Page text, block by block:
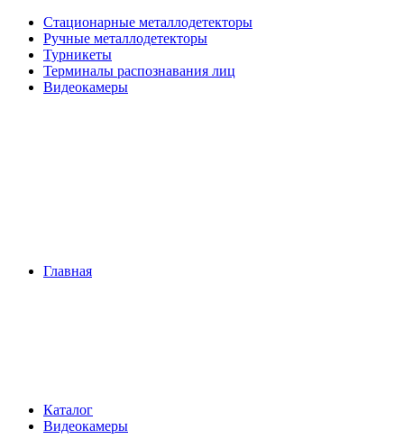
Стационарные металлодетекторы
Ручные металлодетекторы
Турникеты
Терминалы распознавания лиц
Видеокамеры
Главная
Каталог
Видеокамеры